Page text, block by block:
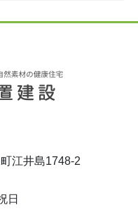
江井島1748-2
日